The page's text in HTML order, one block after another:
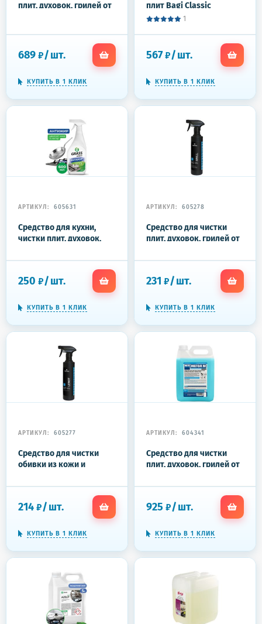
плит, духовок, грилей от
689 ₽/шт.
КУПИТЬ В 1 КЛИК
плит Bagi Classic
ШУМАНИТ1
567 ₽/шт.
КУПИТЬ В 1 КЛИК
АРТИКУЛ: 605631
Средство для кухни,
чистки плит, духовок,
600 мл, GRASS AZELIT
АНТИЖИР, щелочное,
распылитель, 218600
250 ₽/шт.
КУПИТЬ В 1 КЛИК
АРТИКУЛ: 605278
Средство для чистки
плит, духовок, грилей от
PRO-BRITE GRILL,
распылитель, 032-05
231 ₽/шт.
КУПИТЬ В 1 КЛИК
АРТИКУЛ: 605277
Средство для чистки
обивки из кожи и
BRITE LENOT, щелочное,
распылитель, 527-05
214 ₽/шт.
КУПИТЬ В 1 КЛИК
АРТИКУЛ: 604341
Средство для чистки
плит, духовок, грилей от
М, гель
925 ₽/шт.
КУПИТЬ В 1 КЛИК